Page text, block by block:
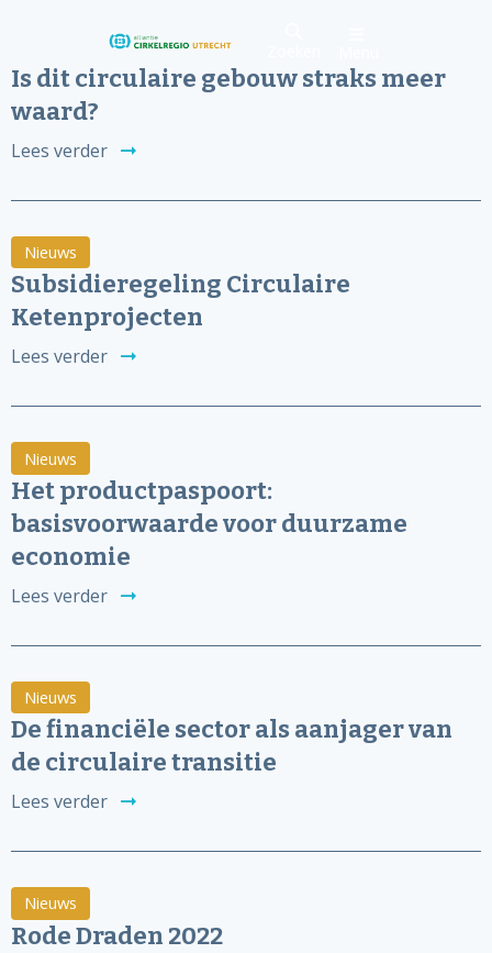
Is dit circulaire gebouw straks meer
waard?
Lees verder
Nieuws
Subsidieregeling Circulaire
Ketenprojecten
Lees verder
Nieuws
Het productpaspoort:
basisvoorwaarde voor duurzame
economie
Lees verder
Nieuws
De financiële sector als aanjager van
de circulaire transitie
Lees verder
Nieuws
Rode Draden 2022